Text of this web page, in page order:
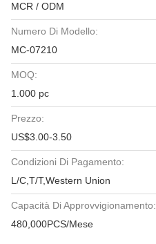
MCR / ODM
Numero Di Modello:
MC-07210
MOQ:
1.000 pc
Prezzo:
US$3.00-3.50
Condizioni Di Pagamento:
L/C,T/T,Western Union
Capacità Di Approvvigionamento:
480,000PCS/Mese